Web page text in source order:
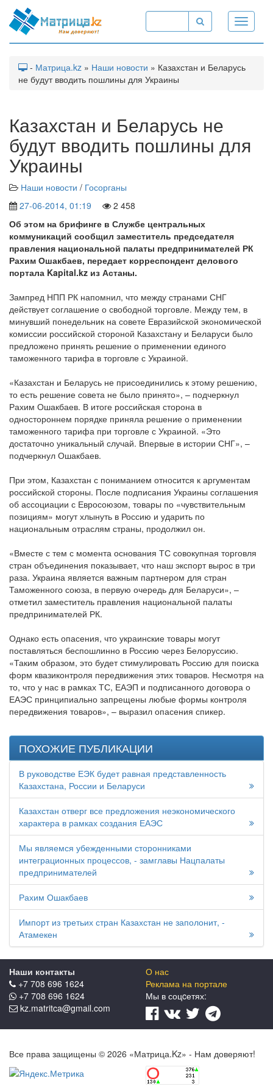
Toggle
- Матрица.kz » Наши новости » Казахстан и Беларусь
не будут вводить пошлины для Украины
Казахстан и Беларусь не
будут вводить пошлины для
Украины
Наши новости / Госорганы
27-06-2014, 01:19
2 458
Об этом на брифинге в Службе центральных
коммуникаций сообщил заместитель председателя
правления национальной палаты предпринимателей РК
Рахим Ошакбаев, передает корреспондент делового
портала Kapital.kz из Астаны.
Зампред НПП РК напомнил, что между странами СНГ
действует соглашение о свободной торговле. Между тем, в
минувший понедельник на совете Евразийской экономической
комиссии российской стороной Казахстану и Беларуси было
предложено принять решение о применении единого
таможенного тарифа в торговле с Украиной.
«Казахстан и Беларусь не присоединились к этому решению,
то есть решение совета не было принято», – подчеркнул
Рахим Ошакбаев. В итоге российская сторона в
одностороннем порядке приняла решение о применении
таможенного тарифа при торговле с Украиной. «Это
достаточно уникальный случай. Впервые в истории СНГ», –
подчеркнул Ошакбаев.
При этом, Казахстан с пониманием относится к аргументам
российской стороны. После подписания Украины соглашения
об ассоциации с Евросоюзом, товары по «чувствительным
позициям» могут хлынуть в Россию и ударить по
национальным отраслям страны, продолжил он.
«Вместе с тем с момента основания ТС совокупная торговля
стран объединения показывает, что наш экспорт вырос в три
раза. Украина является важным партнером для стран
Таможенного союза, в первую очередь для Беларуси», –
отметил заместитель правления национальной палаты
предпринимателей РК.
Однако есть опасения, что украинские товары могут
поставляться беспошлинно в Россию через Белоруссию.
«Таким образом, это будет стимулировать Россию для поиска
форм квазиконтроля передвижения этих товаров. Несмотря на
то, что у нас в рамках ТС, ЕАЭП и подписанного договора о
ЕАЭС принципиально запрещены любые формы контроля
передвижения товаров», – выразил опасения спикер.
ПОХОЖИЕ ПУБЛИКАЦИИ
В руководстве ЕЭК будет равная представленность
Казахстана, России и Беларуси
Казахстан отверг все предложения неэкономического
характера в рамках создания ЕАЭС
Мы являемся убежденными сторонниками
интеграционных процессов, - замглавы Нацпалаты
предпринимателей
Рахим Ошакбаев
Импорт из третьих стран Казахстан не заполонит, -
Атамекен
Наши контакты
+7 708 696 1624
+7 708 696 1624
kz.matritca@gmail.com
О нас
Реклама на портале
Мы в соцcетях:
Все права защищены © 2026 «Матрица.Kz» - Нам доверяют!